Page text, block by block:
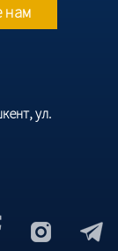
нам
ул.